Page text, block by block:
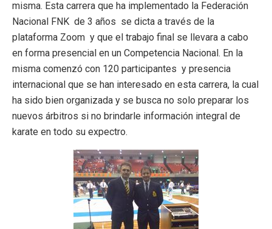
misma. Esta carrera que ha implementado la Federación
Nacional FNK de 3 años se dicta a través de la
plataforma Zoom y que el trabajo final se llevara a cabo
en forma presencial en un Competencia Nacional. En la
misma comenzó con 120 participantes y presencia
internacional que se han interesado en esta carrera, la cual
ha sido bien organizada y se busca no solo preparar los
nuevos árbitros si no brindarle información integral de
karate en todo su expectro.